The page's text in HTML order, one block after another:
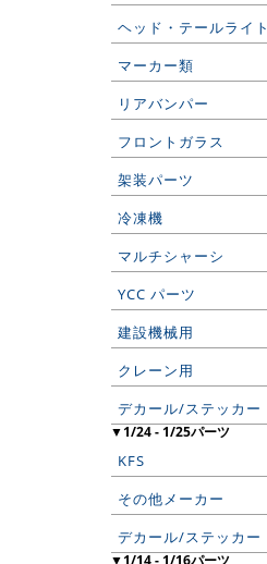
ヘッド・テールライト
マーカー類
リアバンパー
フロントガラス
架装パーツ
冷凍機
マルチシャーシ
YCC パーツ
建設機械用
クレーン用
デカール/ステッカー
▼1/24 - 1/25パーツ
KFS
その他メーカー
デカール/ステッカー
▼1/14 - 1/16パーツ